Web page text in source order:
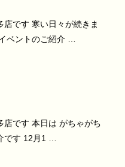
店です 寒い日々が続きま
ベントのご紹介 …
店です 本日は がちゃがち
です 12月1 …